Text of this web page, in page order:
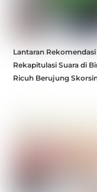
Lantaran Rekomendasi
Rekapitulasi Suara di
Ricuh Berujung